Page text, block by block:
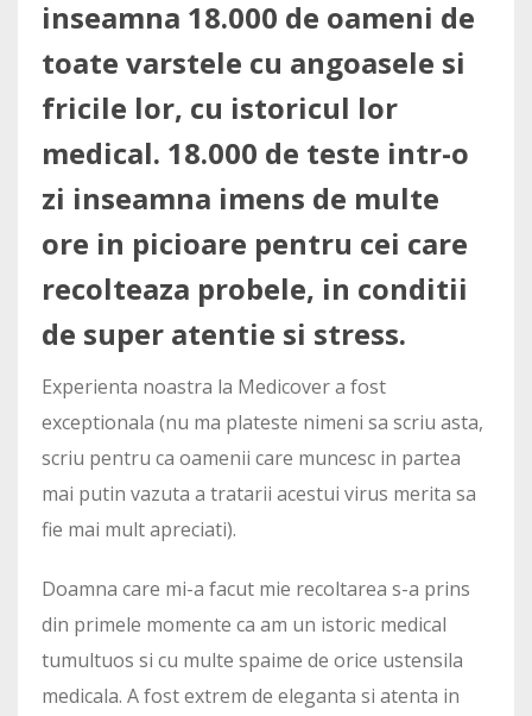
inseamna 18.000 de oameni de
toate varstele cu angoasele si
fricile lor, cu istoricul lor
medical. 18.000 de teste intr-o
zi inseamna imens de multe
ore in picioare pentru cei care
recolteaza probele, in conditii
de super atentie si stress.
Experienta noastra la Medicover a fost
exceptionala (nu ma plateste nimeni sa scriu asta,
scriu pentru ca oamenii care muncesc in partea
mai putin vazuta a tratarii acestui virus merita sa
fie mai mult apreciati).
Doamna care mi-a facut mie recoltarea s-a prins
din primele momente ca am un istoric medical
tumultuos si cu multe spaime de orice ustensila
medicala. A fost extrem de eleganta si atenta in